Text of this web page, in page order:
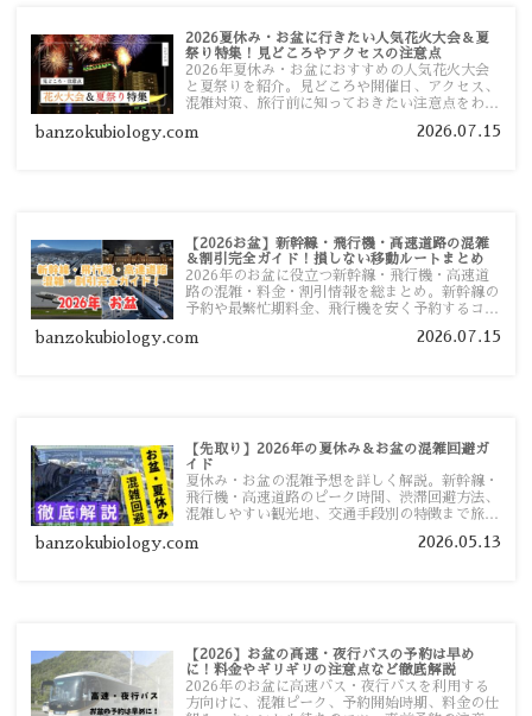
2026夏休み・お盆に行きたい人気花火大会＆夏
祭り特集！見どころやアクセスの注意点
2026年夏休み・お盆におすすめの人気花火大会
と夏祭りを紹介。見どころや開催日、アクセス、
混雑対策、旅行前に知っておきたい注意点をわか
banzokubiology.com 2026.07.15
【2026お盆】新幹線・飛行機・高速道路の混雑
＆割引完全ガイド！損しない移動ルートまとめ
2026年のお盆に役立つ新幹線・飛行機・高速道
路の混雑・料金・割引情報を総まとめ。新幹線の
予約や最繁忙期料金、飛行機を安く予約するコ
い移動方法を分かりやすく解説します。
banzokubiology.com 2026.07.15
【先取り】2026年の夏休み＆お盆の混雑回避ガ
イド
夏休み・お盆の混雑予想を詳しく解説。新幹線・
飛行機・高速道路のピーク時間、渋滞回避方法、
混雑しやすい観光地、交通手段別の特徴まで旅行
banzokubiology.com 2026.05.13
【2026】お盆の高速・夜行バスの予約は早め
に！料金やギリギリの注意点など徹底解説
2026年のお盆に高速バス・夜行バスを利用する
方向けに、混雑ピーク、予約開始時期、料金の仕